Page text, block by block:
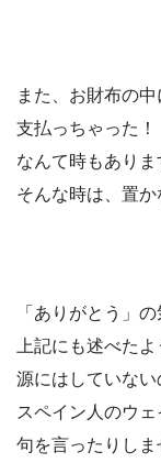
また、お財布の中
支払っちゃった！
なんて時もありま
そんな時は、 置か
「ありがとう」
上記にも述べた
源にはしていない
スペイン人のウ
句を言ったりしま